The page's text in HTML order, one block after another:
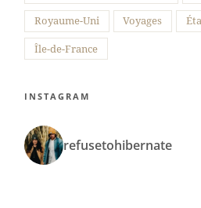
Royaume-Uni Voyages
Île-de-France
INSTAGRAM
refusetohibernate